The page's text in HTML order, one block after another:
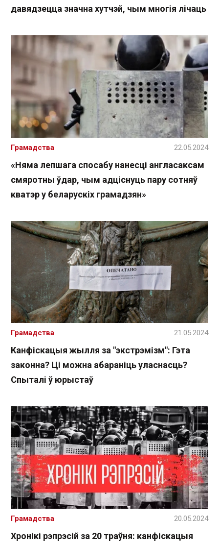
давядзецца значна хутчэй, чым многія лічаць
«Няма лепшага спосабу нанесці англасаксам
смяротны ўдар, чым адціснуць пару сотняў
кватэр у беларускіх грамадзян»
Грамадства 22.05.2024
Канфіскацыя жылля за "экстрэмізм": Гэта
законна? Ці можна абараніць уласнасць?
Спыталі ў юрыстаў
Грамадства 21.05.2024
Хронікі рэпрэсій за 20 траўня: канфіскацыя
Грамадства 20.05.2024